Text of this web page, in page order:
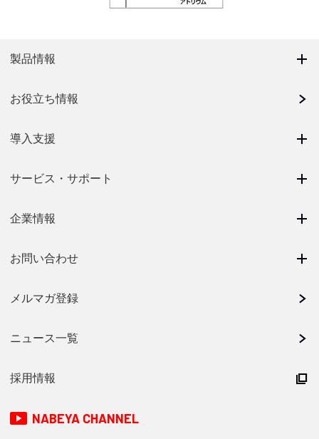
製品情報
お役立ち情報
導入支援
サービス・サポート
企業情報
お問い合わせ
メルマガ登録
ニュース一覧
採用情報
NABEYA CHANNEL